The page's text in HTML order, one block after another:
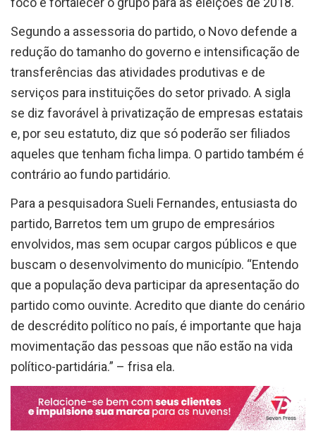
Segundo a assessoria do partido, o Novo defende a
redução do tamanho do governo e intensificação de
transferências das atividades produtivas e de
serviços para instituições do setor privado. A sigla
se diz favorável à privatização de empresas estatais
e, por seu estatuto, diz que só poderão ser filiados
aqueles que tenham ficha limpa. O partido também é
contrário ao fundo partidário.
Para a pesquisadora Sueli Fernandes, entusiasta do
partido, Barretos tem um grupo de empresários
envolvidos, mas sem ocupar cargos públicos e que
buscam o desenvolvimento do município. “Entendo
que a população deva participar da apresentação do
partido como ouvinte. Acredito que diante do cenário
de descrédito político no país, é importante que haja
movimentação das pessoas que não estão na vida
político-partidária.” – frisa ela.